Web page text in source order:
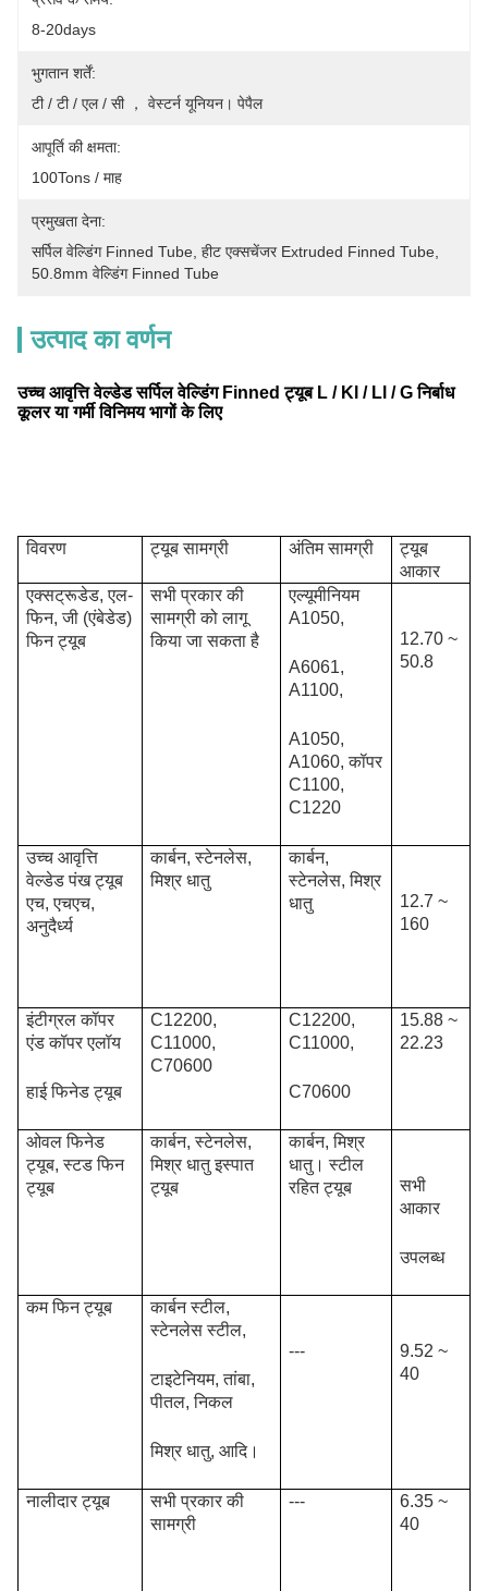
8-20days
भुगतान शर्तें:
टी / टी / एल / सी ， वेस्टर्न यूनियन। पेपैल
आपूर्ति की क्षमता:
100Tons / माह
प्रमुखता देना:
सर्पिल वेल्डिंग Finned Tube हीट एक्सचेंजर Extruded Finned Tube
50.8mm वेल्डिंग Finned Tube
उत्पाद का वर्णन
उच्च आवृत्ति वेल्डेड सर्पिल वेल्डिंग Finned ट्यूब L / Kl / Ll / G निर्बाध
कूलर या गर्मी विनिमय भागों के लिए
विवरण ट्यूब सामग्री अंतिम सामग्री
ट्यूब
आकार
एक्सट्रूडेड, एल-
फिन, जी (एंबेडेड)
फिन ट्यूब
सभी प्रकार की
सामग्री को लागू
किया जा सकता है
एल्यूमीनियम
A1050,
A6061,
A1100,
A1050,
A1060, कॉपर
C1100,
C1220
12.70 ~
50.8
उच्च आवृत्ति
वेल्डेड पंखट्यूब
एच, एचएच,
अनुदैर्ध्य
कार्बन, स्टेनलेस,
मिश्र धातु
कार्बन,
स्टेनलेस, मिश्र
धातु
12.7 ~
160
इंटीग्रल कॉपर
एंड कॉपर एलॉय
हाई फिनेड ट्यूब
C12200,
C11000,
C70600
C12200,
C11000,
C70600
15.88 ~
22.23
ओवल फिनेड
ट्यूब, स्टड फिन
ट्यूब
कार्बन, स्टेनलेस,
मिश्र धातु इस्पात
ट्यूब
कार्बन, मिश्र
धातु। स्टील
रहित ट्यूब
सभी
आकार
उपलब्ध
कम फिन ट्यूब
कार्बन स्टील,
स्टेनलेस स्टील,
टाइटेनियम, तांबा,
पीतल, निकल
मिश्र धातु, आदि।
---
9.52 ~
40
नालीदार ट्यूब
सभी प्रकार की
सामग्री
---
6.35 ~
40